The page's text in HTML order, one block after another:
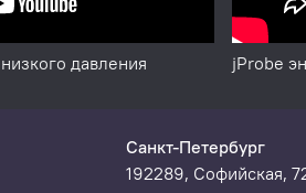
давления jProbe
Санкт-Петербург
192289, Софийская,